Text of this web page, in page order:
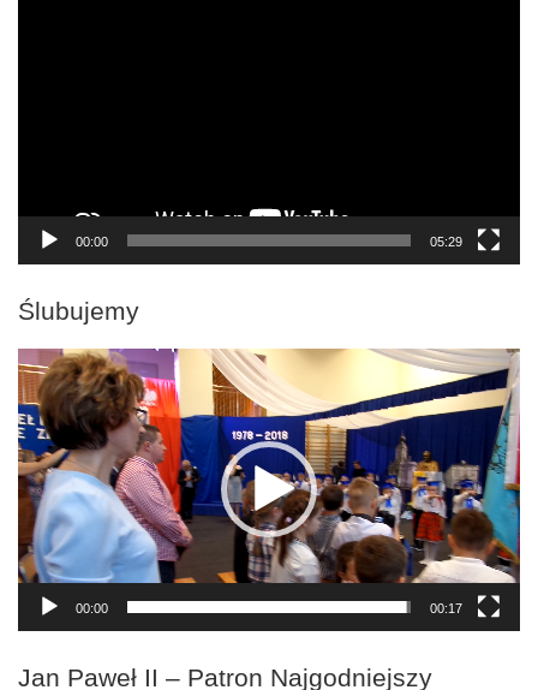
00:00 05:29
Ślubujemy
Odtwarzacz
video
00:00 00:17
Jan Paweł II – Patron Najgodniejszy